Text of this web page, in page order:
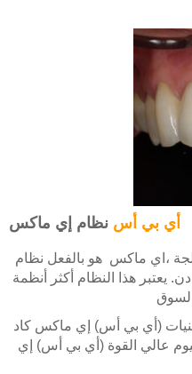
أي بي أس نظام إي ماكس
،اي ماكس هو بالفعل نظام
يعتبر هذا النظام أكثر أنظمة
(أي بي أس) إي ماكس كاد
عالي القوة (أي بي أس) إي